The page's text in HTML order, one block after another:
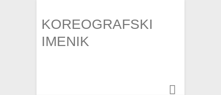
KOREOGRAFSKI
IMENIK